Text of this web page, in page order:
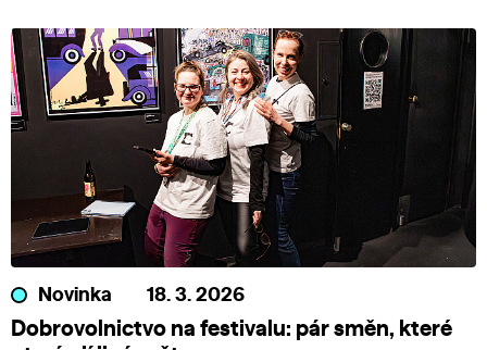
Novinka 18. 3. 2026
Dobrovolnictvo na festivalu: pár směn, které